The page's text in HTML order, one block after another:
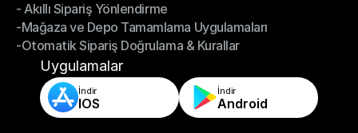
- Omnikanal Sipariş Senkronizasyonu
- Akıllı Sipariş Yönlendirme
- Akıllı Sipariş Yönlendirme
-Mağaza ve Depo Tamamlama Uygulamaları
-Mağaza ve Depo Tamamlama Uygulamaları
-Otomatik Sipariş Doğrulama & Kurallar
-Otomatik Sipariş Doğrulama & Kurallar
Uygulamalar
İndir
IOS
İndir
Android